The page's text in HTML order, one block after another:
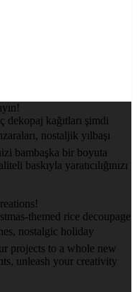
dekopaj kağıtları şimdi
nostaljik yılbaşı
bambaşka bir boyuta
baskıyla yaratıcılığınızı
themed rice decoupage
nostalgic holiday
projects to a whole new
unleash your creativity